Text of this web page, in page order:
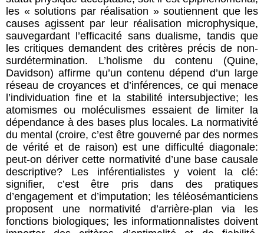
les « solutions par réalisation » soutiennent que les
causes agissent par leur réalisation microphysique,
sauvegardant l’efficacité sans dualisme, tandis que
les critiques demandent des critères précis de non-
surdétermination. L’holisme du contenu (Quine,
Davidson) affirme qu’un contenu dépend d’un large
réseau de croyances et d’inférences, ce qui menace
l’individuation fine et la stabilité intersubjective; les
atomismes ou moléculismes essaient de limiter la
dépendance à des bases plus locales. La normativité
du mental (croire, c’est être gouverné par des normes
de vérité et de raison) est une difficulté diagonale:
peut-on dériver cette normativité d’une base causale
descriptive? Les inférentialistes y voient la clé:
signifier, c’est être pris dans des pratiques
d’engagement et d’imputation; les téléosémanticiens
proposent une normativité d’arrière-plan via les
fonctions biologiques; les informationnalistes doivent